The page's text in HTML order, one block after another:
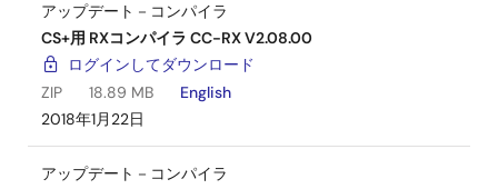
アップデート－コンパイラ
CS+用 RXコンパイラ CC-RX V2.08.00
ログインしてダウンロード
ZIP
18.89 MB
English
2018年1月22日
アップデート－コンパイラ